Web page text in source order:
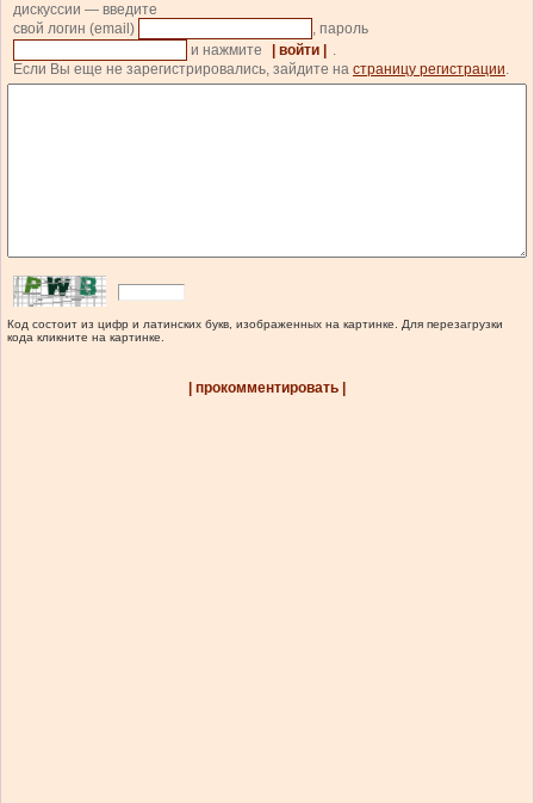
дискуссии — введите
свой логин (email)
, пароль
и нажмите
| войти |
.
Если Вы еще не зарегистрировались, зайдите на страницу регистрации.
Код состоит из цифр и латинских букв, изображенных на картинке. Для перезагрузки
кода кликните на картинке.
| прокомментировать |